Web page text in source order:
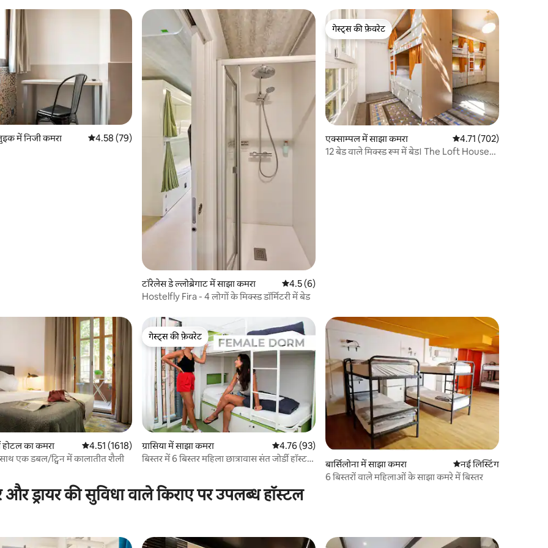
में निजी कमरा औसत रेटिंग 5 में से 4.58, 79 समीक्षाएँ
4.58 (79)
टॉरेलेस डे ल्लोब्रेगाट में साझा कमरा औसत रेटिंग 5 में से 4.5, 6 समीक्षाएँ
4.5 (6)
Hostelfly Fira - 4 लोगों के मिक्स्ड डॉर्मिटरी में बेड
गेस्ट्स की फ़ेवरेट
गेस्ट्स की फ़ेवरेट
एक्साम्पल में साझा कमरा औसत रेटिंग 5 में से 4.71,
4.71 (702)
12 बेड वाले मिक्स्ड रूम में बेड। The Loft House
का कमरा औसत रेटिंग 5 में से 4.51, 1618 समीक्षाएँ
4.51 (1618)
एक डबल/ट्विन में कालातीत शैली
गेस्ट्स की फ़ेवरेट
गेस्ट्स की फ़ेवरेट
ग्रासिया में साझा कमरा औसत रेटिंग 5 में से 4.76, 93 समीक्षाएँ
4.76 (93)
बिस्तर में 6 बिस्तर महिला छात्रावास संत जोर्डी हॉस्टल
बार्सिलोना में साझा कमरा ठहरने की नई जगह
नई लिस्टिंग
6 बिस्तरों वाले महिलाओं के साझा कमरे में बिस्तर
और ड्रायर की सुविधा वाले किराए पर उपलब्ध हॉस्टल